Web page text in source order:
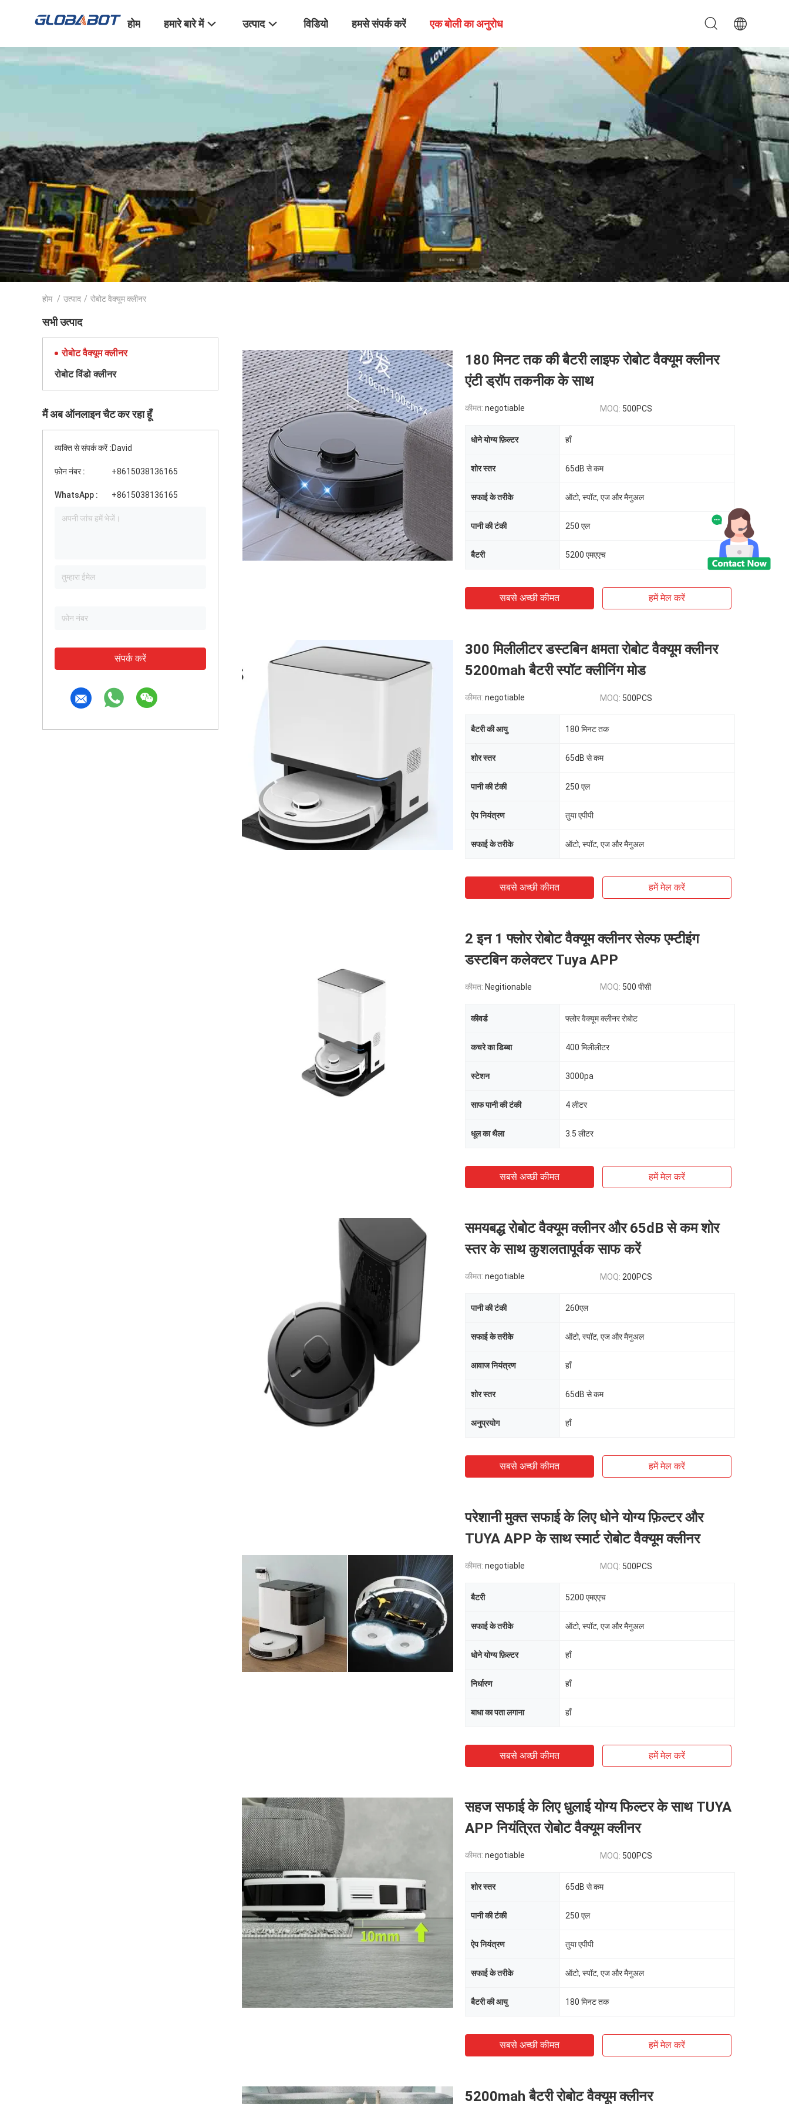
होम हमारे बारे में उत्पाद विडियो हमसे संपर्क करें एक बोली का अनुरोध
होम / उत्पाद / रोबोट वैक्यूम क्लीनर
सभी उत्पाद
रोबोट वैक्यूम क्लीनर
रोबोट विंडो क्लीनर
मैं अब ऑनलाइन चैट कर रहा हूँ
व्यक्ति से संपर्क करें :David
फ़ोन नंबर : +8615038136165
WhatsApp : +8615038136165
संपर्क करें
180 मिनट तक की बैटरी लाइफ रोबोट वैक्यूम क्लीनर
एंटी ड्रॉप तकनीक के साथ
कीमत: negotiable MOQ: 500PCS
धोने योग्य फ़िल्टर हाँ
शोर स्तर 65dB से कम
सफाई के तरीके ऑटो, स्पॉट, एज और मैनुअल
पानी की टंकी 250 एल
बैटरी 5200 एमएएच
सबसे अच्छी कीमत हमें मेल करें
300 मिलीलीटर डस्टबिन क्षमता रोबोट वैक्यूम क्लीनर
5200mah बैटरी स्पॉट क्लीनिंग मोड
कीमत: negotiable MOQ: 500PCS
बैटरी की आयु 180 मिनट तक
शोर स्तर 65dB से कम
पानी की टंकी 250 एल
ऐप नियंत्रण तुया एपीपी
सफाई के तरीके ऑटो, स्पॉट, एज और मैनुअल
सबसे अच्छी कीमत हमें मेल करें
2 इन 1 फ्लोर रोबोट वैक्यूम क्लीनर सेल्फ एम्टीइंग
डस्टबिन कलेक्टर Tuya APP
कीमत: Negitionable MOQ: 500 पीसी
कीवर्ड फ्लोर वैक्यूम क्लीनर रोबोट
कचरे का डिब्बा 400 मिलीलीटर
स्टेशन 3000pa
साफ पानी की टंकी 4 लीटर
धूल का थैला 3.5 लीटर
सबसे अच्छी कीमत हमें मेल करें
समयबद्ध रोबोट वैक्यूम क्लीनर और 65dB से कम शोर
स्तर के साथ कुशलतापूर्वक साफ करें
कीमत: negotiable MOQ: 200PCS
पानी की टंकी 260एल
सफाई के तरीके ऑटो, स्पॉट, एज और मैनुअल
आवाज नियंत्रण हाँ
शोर स्तर 65dB से कम
अनुप्रयोग हाँ
सबसे अच्छी कीमत हमें मेल करें
परेशानी मुक्त सफाई के लिए धोने योग्य फ़िल्टर और
TUYA APP के साथ स्मार्ट रोबोट वैक्यूम क्लीनर
कीमत: negotiable MOQ: 500PCS
बैटरी 5200 एमएएच
सफाई के तरीके ऑटो, स्पॉट, एज और मैनुअल
धोने योग्य फ़िल्टर हाँ
निर्धारण हाँ
बाधा का पता लगाना हाँ
सबसे अच्छी कीमत हमें मेल करें
सहज सफाई के लिए धुलाई योग्य फिल्टर के साथ TUYA
APP नियंत्रित रोबोट वैक्यूम क्लीनर
कीमत: negotiable MOQ: 500PCS
शोर स्तर 65dB से कम
पानी की टंकी 250 एल
ऐप नियंत्रण तुया एपीपी
सफाई के तरीके ऑटो, स्पॉट, एज और मैनुअल
बैटरी की आयु 180 मिनट तक
सबसे अच्छी कीमत हमें मेल करें
5200mah बैटरी रोबोट वैक्यूम क्लीनर